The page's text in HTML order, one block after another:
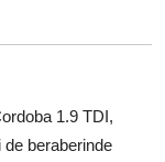
1.9 TDI,
de beraberinde